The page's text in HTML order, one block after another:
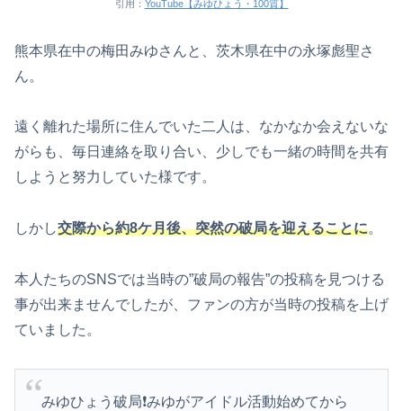
引用： YouTube【みゆひょう・100質】
熊本県在中の梅田みゆさんと、茨木県在中の永塚彪聖さ
ん。
遠く離れた場所に住んでいた二人は、なかなか会えないな
がらも、毎日連絡を取り合い、少しでも一緒の時間を共有
しようと努力していた様です。
しかし交際から約8ケ月後、突然の破局を迎えることに。
本人たちのSNSでは当時の”破局の報告”の投稿を見つける
事が出来ませんでしたが、ファンの方が当時の投稿を上げ
ていました。
みゆひょう破局❗️みゆがアイドル活動始めてから